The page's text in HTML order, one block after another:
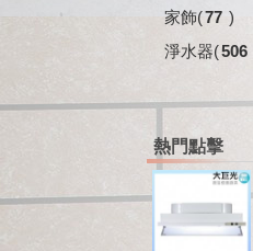
家飾(77 )
淨水器(506
熱門點擊